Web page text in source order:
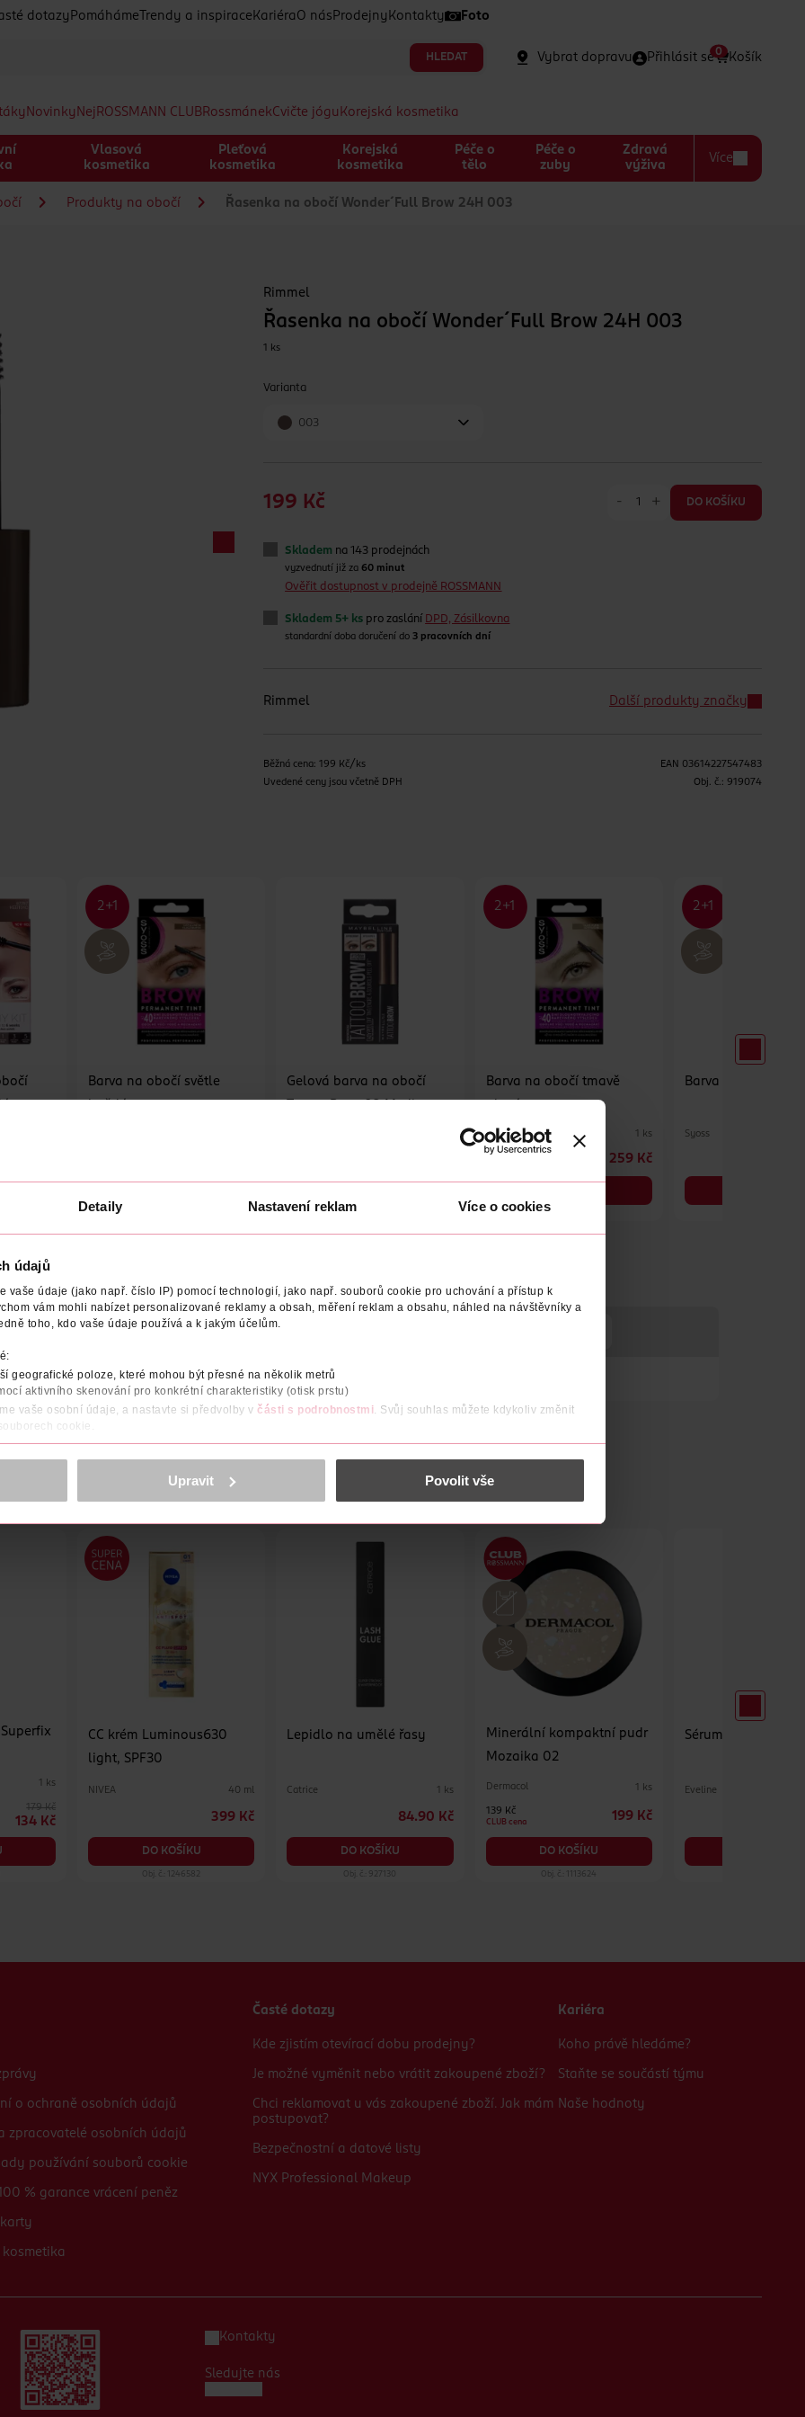
Detaily Nastavení reklam Více o cookies
údajů
vaše údaje (jako např. číslo IP) pomocí technologií, jako např. souborů cookie pro uchování a přístup k
vám mohli nabízet personalizované reklamy a obsah, měření reklam a obsahu, náhled na návštěvníky a
toho, kdo vaše údaje používá a k jakým účelům.
geografické poloze, které mohou být přesné na několik metrů
aktivního skenování pro konkrétní charakteristiky (otisk prstu)
vaše osobní údaje, a nastavte si předvolby v části s podrobnostmi. Svůj souhlas můžete kdykoliv změnit
cookie.
a reklam, funkcí sociálních médií, analýze návštěvnosti, které mohou nést osobní údaje.
osobních údajů.
<
Upravit Povolit vše
dotazy Pomáháme Trendy a inspirace Kariéra O nás Prodejny Kontakty Foto
HLEDAT Vybrat dopravu Přihlásit se Košík
0
Novinky Nej ROSSMANN CLUBRossmánekCvičte jógu Korejská kosmetika
Vlasová
kosmetika
Pleťová
kosmetika
Korejská
kosmetika
Péče o
tělo
Péče o
zuby
Zdravá
výživa
Více
Produkty na obočí Řasenka na obočí Wonder´Full Brow 24H 003
Rimmel
Řasenka na obočí Wonder´Full Brow 24H 003
1 ks
Varianta
003
199 Kč - + DO KOŠÍKU
Skladem na 143 prodejnách
vyzvednutí již za60 minut
Ověřit dostupnost v prodejně ROSSMANN
Skladem 5+ ks pro zaslání DPD, Zásilkovna
standardní doba doručení do 3 pracovních dní
Rimmel Další produkty značky
Běžná cena: 199 Kč/ks
Uvedené ceny jsou včetně DPH
EAN 03614227547483
Obj. č.: 919074
Barva na obočí světle
Gelová barva na obočí
Obj. č.: 660679
Barva na obočí tmavě
Syoss 1 ks
259 Kč
Obj. č.: 1308464
Barva na obočí
Syoss
NÁZEV VÝROBCE/DODAVATELE ADRESA VÝROBCE/DODAVATELE
4 vyživujících olejů. Pro výrazné a plné obočí. Tenký štěteček pro precizní aplikaci.
1 ks
179 Kč
134 Kč
CC krém Luminous630
light, SPF30
NIVEA 40 ml
399 Kč
DO KOŠÍKU
Obj. č.: 1246582
Lepidlo na umělé řasy
Catrice 1 ks
84.90 Kč
DO KOŠÍKU
Obj. č.: 927130
Minerální kompaktní pudr
Mozaika 02
Dermacol 1 ks
139 Kč
CLUB cena 199 Kč
DO KOŠÍKU
Obj. č.: 1113624
Sérum na řasy
Eveline
o ochraně osobních údajů
zpracovatelé osobních údajů
používání souborů cookie
% garance vrácení peněz
kosmetika
Časté dotazy
Kde zjistím otevírací dobu prodejny?
Je možné vyměnit nebo vrátit zakoupené zboží?
Chci reklamovat u vás zakoupené zboží. Jak mám
postupovat?
Bezpečnostní a datové listy
NYX Professional Makeup
Kariéra
Koho právě hledáme?
Staňte se součástí týmu
Naše hodnoty
Kontakty
Sledujte nás